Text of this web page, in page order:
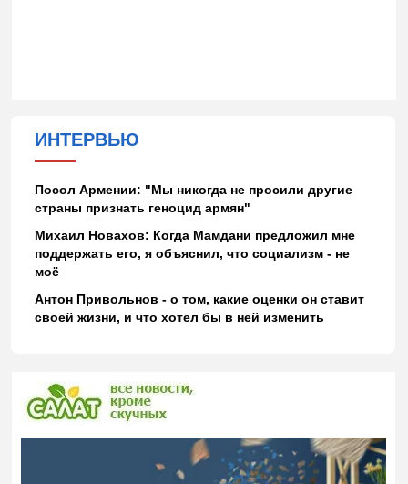
ИНТЕРВЬЮ
Посол Армении: "Мы никогда не просили другие
страны признать геноцид армян"
Михаил Новахов: Когда Мамдани предложил мне
поддержать его, я объяснил, что социализм - не
моё
Антон Привольнов - о том, какие оценки он ставит
своей жизни, и что хотел бы в ней изменить